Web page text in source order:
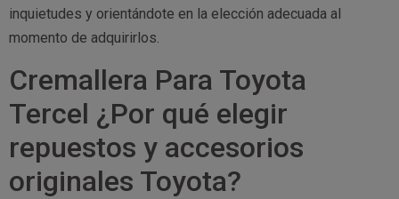
inquietudes y orientándote en la elección adecuada al
momento de adquirirlos.
Cremallera Para Toyota
Tercel ¿Por qué elegir
repuestos y accesorios
originales Toyota?